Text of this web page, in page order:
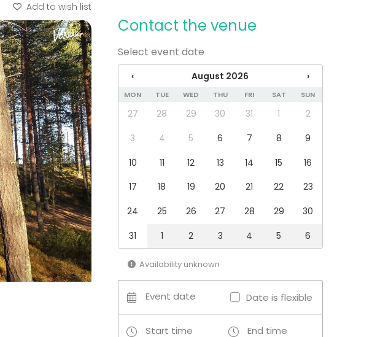
Add to wish list
Contact the venue
Select event date
‹ August 2026 ›
MON TUE WED THU FRI SAT SUN
27 28 29 30 31 1
2
3
4 5 6 7 8
9
10
11 12 13 14 15
16
17
18 19 20 21 22
23
24
25 26 27 28 29
30
31
1 2 3 4 5 6
Availability unknown
Event date Date is flexible
Start time End time